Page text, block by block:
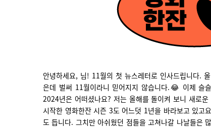
안녕하세요, 님! 11월의 첫 뉴스레터로 인사드립니다.
은데 벌써 11월이라니 믿어지지 않습니다.😂 이제 슬
2024년은 어떠셨나요? 저는 올해를 돌이켜 보니 새로
시작한 영화한잔 시즌 3도 어느덧 1년을 바라보고 있고
도 듭니다. 그치만 아쉬웠던 점들을 고쳐나갈 나날들은